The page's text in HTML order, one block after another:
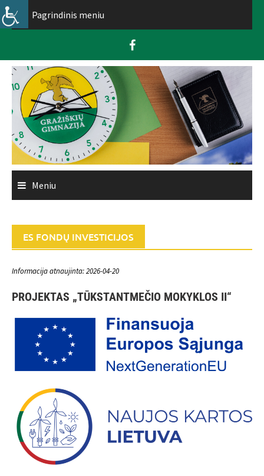
Skip
to
Pagrindinis meniu
Meniu
ES FONDŲ INVESTICIJOS
Informacija atnaujinta: 2026-04-20
PROJEKTAS „TŪKSTANTMEČIO MOKYKLOS II“